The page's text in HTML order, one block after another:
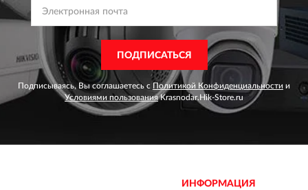
ПОДПИСАТЬСЯ
Подписываясь, Вы соглашаетесь с Политикой Конфиденциальности и
Условиями пользованияKrasnodar.Hik-Store.ru
ИНФОРМАЦИЯ